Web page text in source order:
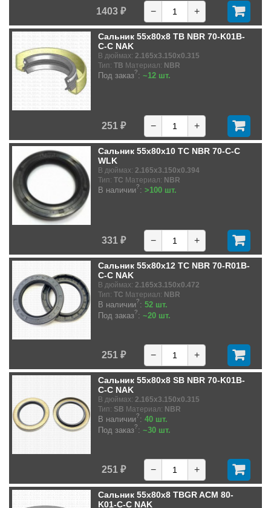
1403 ₽ − +
Сальник 55x80x8 TB NBR 70-K01B-
C-C NAK
В дюймах: 2.165x3.150x0.315
Тип: TB Материал: NBR
Под заказ?: ~12 шт.
251 ₽ − +
Сальник 55x80x10 TC NBR 70-C-C
WLK
В дюймах: 2.165x3.150x0.394
Тип: TC Материал: NBR
В наличии?: >100 шт.
331 ₽ − +
Сальник 55x80x12 TC NBR 70-R01B-
C-C NAK
В дюймах: 2.165x3.150x0.472
Тип: TC Материал: NBR
В наличии?: 52 шт.
Под заказ?: ~20 шт.
251 ₽ − +
Сальник 55x80x8 SB NBR 70-K01B-
C-C NAK
В дюймах: 2.165x3.150x0.315
Тип: SB Материал: NBR
В наличии?: 40 шт.
Под заказ?: ~30 шт.
251 ₽ − +
Сальник 55x80x8 TBGR ACM 80-
K01-C-C NAK